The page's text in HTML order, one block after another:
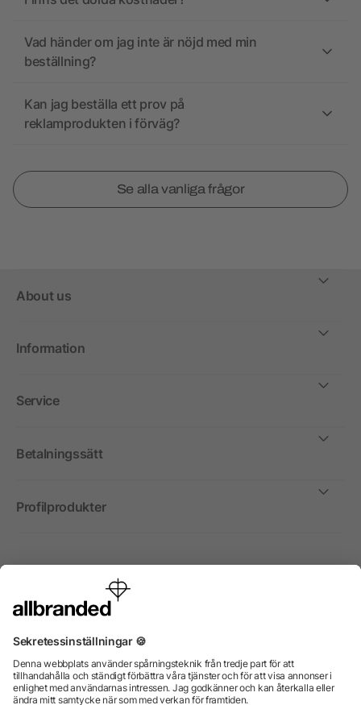
Vad händer om jag inte är nöjd med min
beställning?
Kan jag beställa ett prov på
reklamprodukten i förväg?
Se alla vanliga frågor
About us
Information
Service
Betalningssätt
Profilprodukter
Internationellt